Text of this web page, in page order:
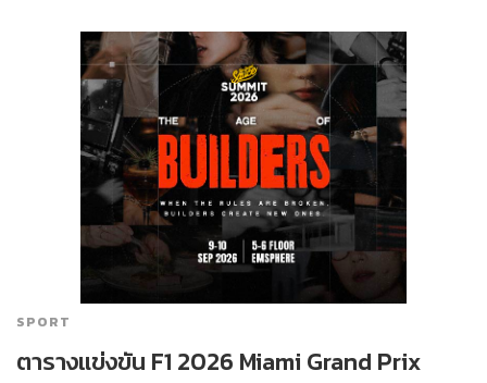
SPORT
ตารางแข่งขัน F1 2026 Miami Grand Prix